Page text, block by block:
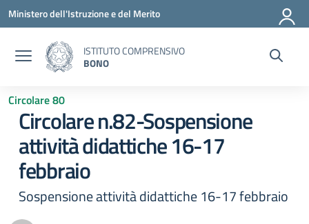
Vai ai contenuti
Vai al menu di navigazione
Vai al footer
Ministero dell'Istruzione e del Merito
ISTITUTO COMPRENSIVO
BONO
Circolare 80
Circolare n.82-Sospensione
attività didattiche 16-17
febbraio
Sospensione attività didattiche 16-17 febbraio